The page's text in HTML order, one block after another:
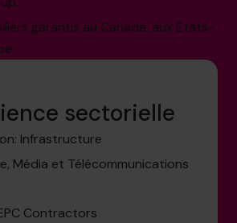
garantis au Canada, aux États-
sectorielle
Infrastructure
Média et Télécommunications
Contractors